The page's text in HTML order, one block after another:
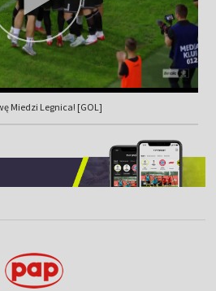
Miedzi Legnica! [GOL]